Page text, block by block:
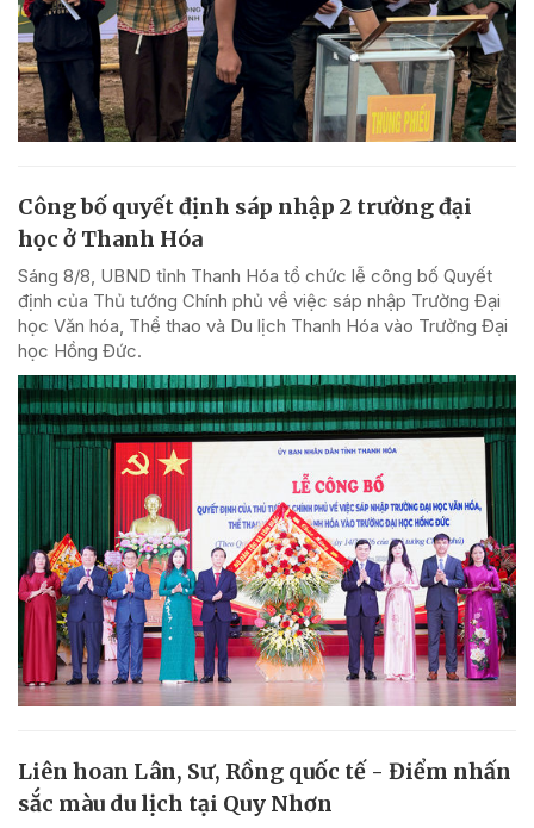
Công bố quyết định sáp nhập 2 trường đại
học ở Thanh Hóa
Sáng 8/8, UBND tỉnh Thanh Hóa tổ chức lễ công bố Quyết
định của Thủ tướng Chính phủ về việc sáp nhập Trường Đại
học Văn hóa, Thể thao và Du lịch Thanh Hóa vào Trường Đại
học Hồng Đức.
Liên hoan Lân, Sư, Rồng quốc tế - Điểm nhấn
sắc màu du lịch tại Quy Nhơn